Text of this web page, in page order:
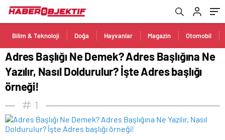
Bilim & Teknoloji Doğa Hayvanlar Magazin Otomobil
örneği!
Adres Başlığı Ne Demek? Adres Başlığına Ne
Yazılır, Nasıl Doldurulur? İşte Adres başlığı
örneği!
1